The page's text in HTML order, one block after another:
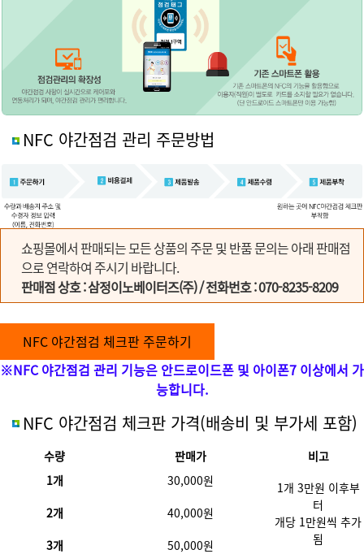
NFC 야간점검 관리 주문방법
쇼핑몰에서 판매되는 모든 상품의 주문 및 반품 문의는 아래 판매점
으로 연락하여 주시기 바랍니다.
판매점 상호 : 삼정이노베이터즈(주) / 전화번호 : 070-8235-8209
NFC 야간점검 체크판 주문하기
※NFC 야간점검 관리 기능은 안드로이드폰 및 아이폰7 이상에서 가
능합니다.
NFC 야간점검 체크판 가격(배송비 및 부가세 포함)
수량 판매가
비고
1개
30,000원
1개 3만원 이후부
터
개당 1만원씩 추가
됨
2개
40,000원
3개
50,000원